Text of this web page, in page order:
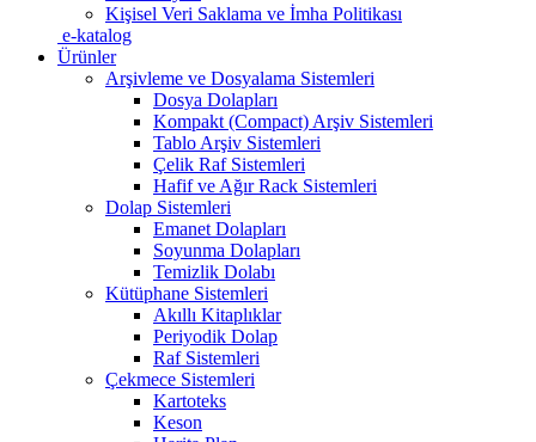
Kişisel Veri Saklama ve İmha Politikası
e-katalog
Ürünler
Arşivleme ve Dosyalama Sistemleri
Dosya Dolapları
Kompakt (Compact) Arşiv Sistemleri
Tablo Arşiv Sistemleri
Çelik Raf Sistemleri
Hafif ve Ağır Rack Sistemleri
Dolap Sistemleri
Emanet Dolapları
Soyunma Dolapları
Temizlik Dolabı
Kütüphane Sistemleri
Akıllı Kitaplıklar
Periyodik Dolap
Raf Sistemleri
Çekmece Sistemleri
Kartoteks
Keson